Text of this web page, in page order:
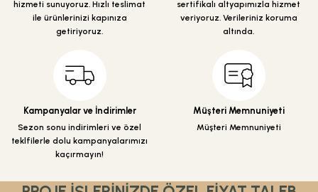
hizmeti sunuyoruz. Hızlı teslimat
ile ürünlerinizi kapınıza
getiriyoruz.
sertifikalı altyapımızla hizmet
veriyoruz. Verileriniz koruma
altında.
Kampanyalar ve İndirimler
Sezon sonu indirimleri ve özel
teklfilerle dolu kampanyalarımızı
kaçırmayın!
Müşteri Memnuniyeti
Müşteri Memnuniyeti